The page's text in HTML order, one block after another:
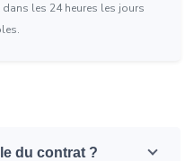
les 24 heures les jours
du contrat ?